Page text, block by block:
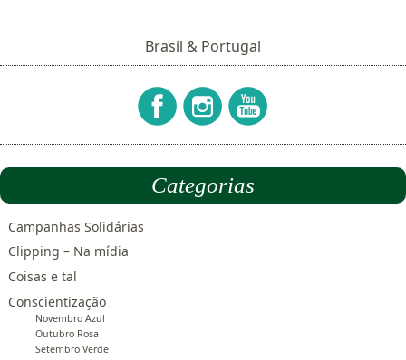
Brasil & Portugal
Categorias
Campanhas Solidárias
Clipping – Na mídia
Coisas e tal
Conscientização
Novembro Azul
Outubro Rosa
Setembro Verde